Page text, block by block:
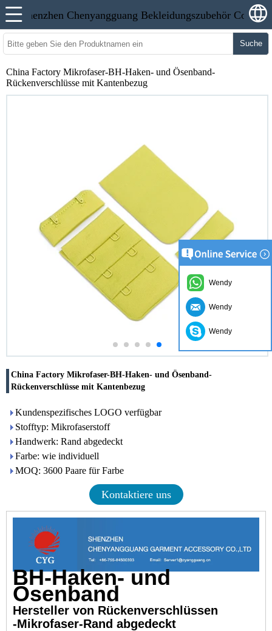
Suche
China Factory Mikrofaser-BH-Haken- und Ösenband-
Rückenverschlüsse mit Kantenbezug
China Factory Mikrofaser-BH-Haken- und Ösenband-
Rückenverschlüsse mit Kantenbezug
Kundenspezifisches LOGO verfügbar
Stofftyp: Mikrofaserstoff
Handwerk: Rand abgedeckt
Farbe: wie individuell
MOQ: 3600 Paare für Farbe
Kontaktiere uns
BH-Haken- und
Ösenband
Hersteller von Rückenverschlüssen
-Mikrofaser-Rand abgedeckt
Wendy
Wendy
Wendy